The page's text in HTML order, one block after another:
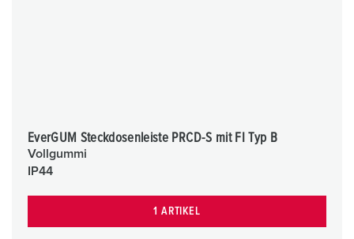
EverGUM Steckdosenleiste PRCD-S mit FI Typ B
Vollgummi
IP44
1 ARTIKEL